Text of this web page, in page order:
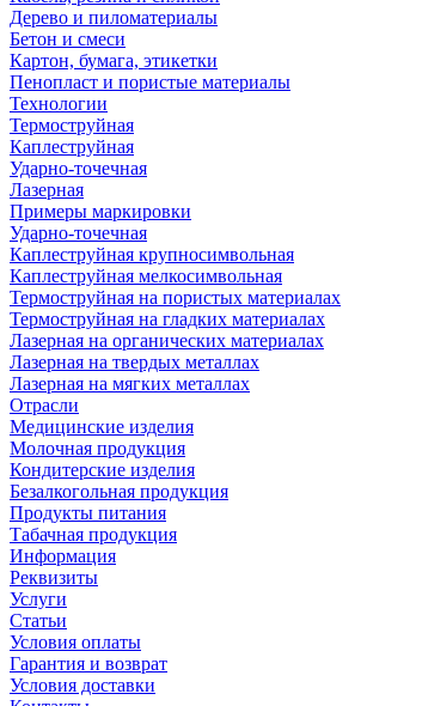
Дерево и пиломатериалы
Бетон и смеси
Картон, бумага, этикетки
Пенопласт и пористые материалы
Технологии
Термоструйная
Каплеструйная
Ударно-точечная
Лазерная
Примеры маркировки
Ударно-точечная
Каплеструйная крупносимвольная
Каплеструйная мелкосимвольная
Термоструйная на пористых материалах
Термоструйная на гладких материалах
Лазерная на органических материалах
Лазерная на твердых металлах
Лазерная на мягких металлах
Отрасли
Медицинские изделия
Молочная продукция
Кондитерские изделия
Безалкогольная продукция
Продукты питания
Табачная продукция
Информация
Реквизиты
Услуги
Статьи
Условия оплаты
Гарантия и возврат
Условия доставки